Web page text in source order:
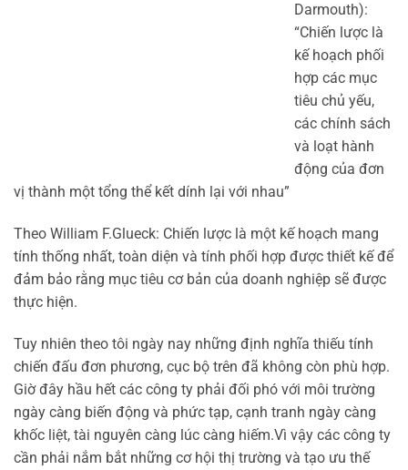
Darmouth):
“Chiến lược là
kế hoạch phối
hợp các mục
tiêu chủ yếu,
các chính sách
và loạt hành
động của đơn
vị thành một tổng thể kết dính lại với nhau”
Theo William F.Glueck: Chiến lược là một kế hoạch mang
tính thống nhất, toàn diện và tính phối hợp được thiết kế để
đảm bảo rằng mục tiêu cơ bản của doanh nghiệp sẽ được
thực hiện.
Tuy nhiên theo tôi ngày nay những định nghĩa thiếu tính
chiến đấu đơn phương, cục bộ trên đã không còn phù hợp.
Giờ đây hầu hết các công ty phải đối phó với môi trường
ngày càng biến động và phức tạp, cạnh tranh ngày càng
khốc liệt, tài nguyên càng lúc càng hiếm.Vì vậy các công ty
cần phải nắm bắt những cơ hội thị trường và tạo ưu thế